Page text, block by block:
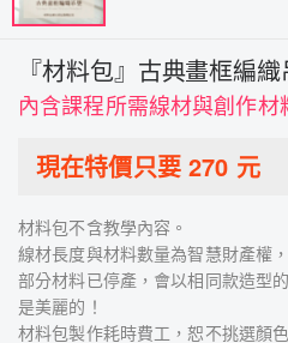
『材料包』古典畫框編
內含課程所需線材與創作材
現在特價只要 270 元
材料包不含教學內容。
線材長度與材料數量為智慧財產權
部分材料已停產，會以相同款造型
是美麗的！
材料包製作耗時費工，恕不挑選顏